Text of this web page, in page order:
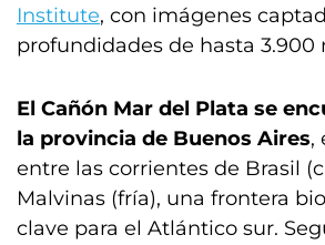
Institute, con imágenes
profundidades de hasta 3.900
El Cañón Mar del Plata se
la provincia de Buenos Aires,
entre las corrientes de Brasil
Malvinas (fría), una frontera
clave para el Atlántico sur.